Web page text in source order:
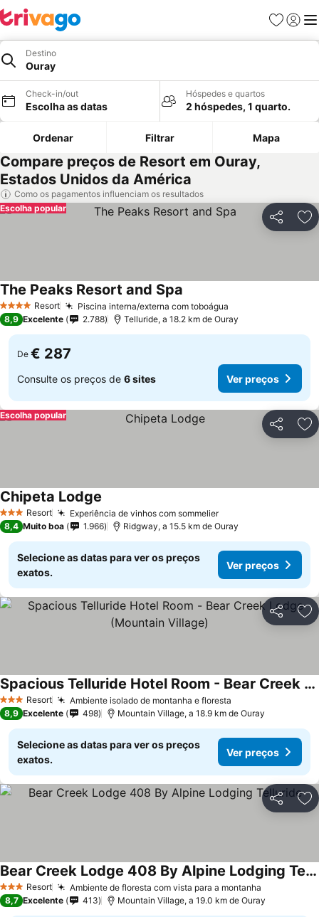
Favoritos
Iniciar
Destino
Ouray
Check-in/out
Escolha as datas
Hóspedes e quartos
2 hóspedes, 1 quarto.
Ordenar Filtrar Mapa
Compare preços de Resort em Ouray,
Estados Unidos da América
Como os pagamentos influenciam os resultados
Partilhar
Escolha popular
4 EstrelasResort Piscina interna/externa com toboágua
The Peaks Resort and Spa
8,9 Excelente 2.788 Telluride, a 18.2 km de Ouray
De € 287
Consulte os preços de 6 sites Ver preços
Partilhar
Escolha popular
3 EstrelasResort Experiência de vinhos com sommelier
Chipeta Lodge
8,4 Muito boa 1.966 Ridgway, a 15.5 km de Ouray
Selecione as datas para ver os preços
exatos.
Ver preços
Partilhar
3 EstrelasResort Ambiente isolado de montanha e floresta
Spacious Telluride Hotel Room - Bear Creek Lodge (Mountain Village)
8,9 Excelente 498 Mountain Village, a 18.9 km de Ouray
Selecione as datas para ver os preços
exatos.
Ver preços
Partilhar
3 EstrelasResort Ambiente de floresta com vista para a montanha
Bear Creek Lodge 408 By Alpine Lodging Telluride
8,7 Excelente 413 Mountain Village, a 19.0 km de Ouray